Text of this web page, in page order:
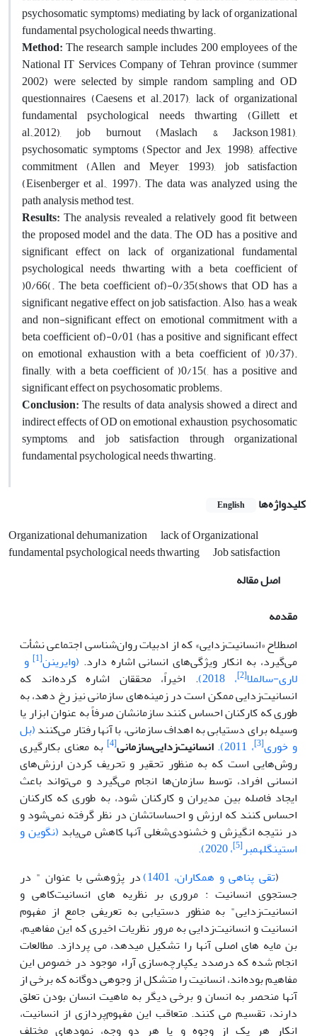
psychosomatic symptoms) mediating by lack of organizational
fundamental psychological needs thwarting.
Method:The research sample includes 200 employees of the
National IT Services Company of Tehran province (summer
2002) were selected by simple random sampling and OD
questionnaires (Caesens et al.,2017), lack of organizational
fundamental psychological needs thwarting (Gillett et
al.,2012), job burnout (Maslach & Jackson,1981),
psychosomatic symptoms (Spector and Jex, 1998), affective
commitment (Allen and Meyer, 1993), job satisfaction
(Eisenberger et al., 1997). The data was analyzed using the
path analysis method test.
Results: The analysis revealed a relatively good fit between
the proposed model and the data. The OD has a positive and
significant effect on lack of organizational fundamental
psychological needs thwarting with a beta coefficient of
)0/66(. The beta coefficient of)-0/35(shows that OD has a
significant negative effect on job satisfaction. Also, has a weak
and non-significant effect on emotional commitment with a
beta coefficient of)-0/01 (has a positive and significant effect
on emotional exhaustion with a beta coefficient of )0/37).
finally, with a beta coefficient of )0/15(, has a positive and
significant effect on psychosomatic problems.
Conclusion:The results of data analysis showed a direct and
indirect effects of OD on emotional exhaustion, psychosomatic
symptoms, and job satisfaction through organizational
fundamental psychological needs thwarting.
کلیدواژه‌ها English
Organizational dehumanization
lack of Organizational
fundamental psychological needs thwarting
Job satisfaction
اصل مقاله
مقدمه
اصطلاح «انسانیت‌زدایی» که از ادبیات روان‌شناسی اجتماعی نشأت
می‌گیرد، به انکار ویژگی‌های انسانی اشاره دارد. (وایرینن[1]
و
لاری-سالملا[2] ، 2018)
‌. اخیراً، محققان اشاره کرده‌اند که
انسانیت‌زدایی ممکن است در زمینه‌های سازمانی نیز رخ دهد، به
طوری که کارکنان احساس کنند سازمانشان صرفاً به عنوان ابزار یا
وسیله برای دستیابی به اهداف سازمانی، با آنها رفتار می‌کنند(بل
و خوری[3] ، 2011). انسانیت‌زدایی‌سازمانی[4]
به معنای بکارگیری
روش‌‌هایی است که به منظور تحقیر و تحریف کردن ارزش‌های
انسانی افراد، توسط سازمان‌ها انجام ‌می‌گیرد و ‌می‌تواند باعث
ایجاد فاصله بین مدیران و کارکنان شود، به طوری که کارکنان
احساس کنند که ارزش‌ و احساساتشان در نظر گرفته نمی‌شود و
در نتیجه انگیزش و خشنودی‌شغلی آنها کاهش می‌یابد (نگوین و
استینگلهمبر[5] ، 2020).
(تقی پناهی و همکاران، 1401)
در پژوهشی با عنوان " در
جستجوی انسانیت : مروری بر نظریه های انسانیت‌کاهی و
انسانیت‌زدایی" به منظور دستیابی به تعریفی جامع از مفهوم
انسانیت و انسانیت‌زدایی به مرور نظریات اخیری که این مفاهیم،
بن مایه های اصلی آنها را تشکیل میدهد، می پردازد. مطالعات
انجام شده که درصدد یکپارچه‌سازی آراء موجود در خصوص این
مفاهیم بوده‌اند، انسانیت را متشکل از وجوهی دوگانه که برخی از
آنها منحصر به انسان و برخی دیگر به ماهیت انسان بودن تعلق
دارند، تقسیم می کنند. متعاقب این مفهوم‌پردازی از انسانیت،
انکار هر یک از وجوه و یا هر دو‌ وجه، نمودهای مختلف